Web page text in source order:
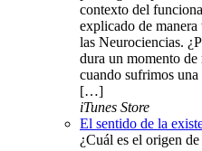
contexto del
explicado de
las Neurociencias.
dura un momento
cuando sufrimos
[…]
iTunes Store
El sentido de la
¿Cuál es el origen